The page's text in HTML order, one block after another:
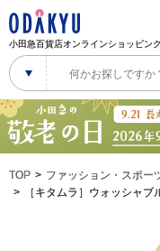
小田急百貨店オンラインショッピン
TOP ファッション・スポー
［キタムラ］ウォッシャ